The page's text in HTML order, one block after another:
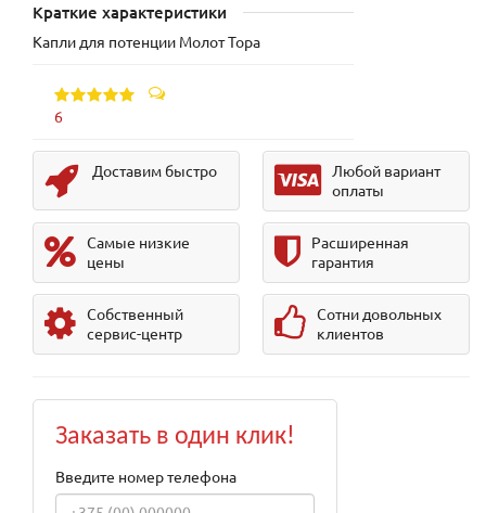
Краткие характеристики
Капли для потенции Молот Тора
6
Доставим быстро
Любой вариант
оплаты
Самые низкие
цены
Расширенная
гарантия
Собственный
сервис-центр
Сотни довольных
клиентов
Заказать в один клик!
Введите номер телефона